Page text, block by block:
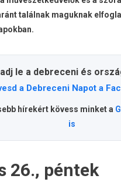
találnak maguknak
le a debreceni és
a Debreceni Napot a
hírekért kövess minket a
is
26., péntek